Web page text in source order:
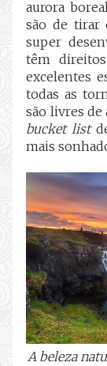
aurora
são de tirar
super
têm
excelentes
todas as
são livres de
bucket list
mais
A beleza